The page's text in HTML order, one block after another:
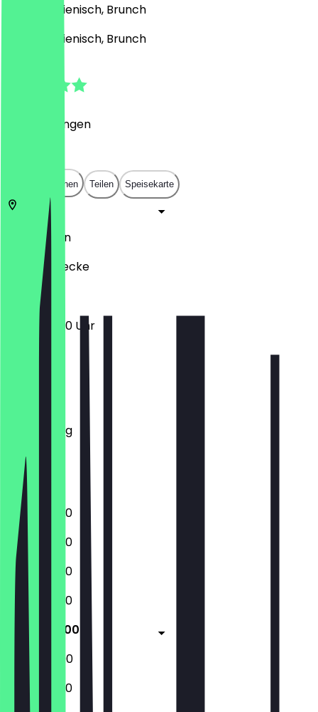
Drinks, Italienisch, Brunch
Drinks, Italienisch, Brunch
Bewertungen
In App öffnen Teilen Speisekarte
Berlin
Planufer 1 ecke
12:30 - 23:00 Uhr
Donnerstag
Samstag
Sonntag
12:30 - 23:00
12:30 - 23:00
12:30 - 23:00
12:30 - 23:00
12:30 - 23:00
12:00 - 23:00
12:00 - 22:30